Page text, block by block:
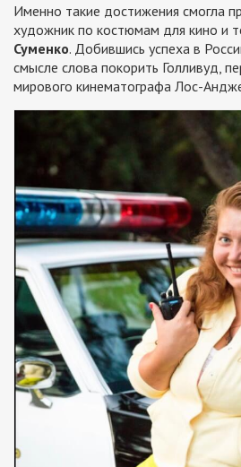
Именно такие достижения смогла
художник по костюмам для кино и
Суменко. Добившись успеха в
смысле слова покорить Голливуд,
мирового кинематографа Лос-